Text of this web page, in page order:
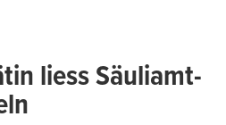
liess Säuliamt-